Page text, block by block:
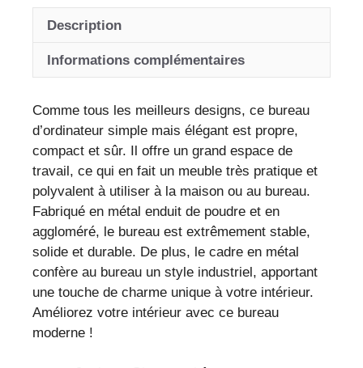
et
un
de
travail
optimisé
et
élégant
Description
Informations complémentaires
Comme tous les meilleurs designs, ce bureau
d’ordinateur simple mais élégant est propre,
compact et sûr. Il offre un grand espace de
travail, ce qui en fait un meuble très pratique et
polyvalent à utiliser à la maison ou au bureau.
Fabriqué en métal enduit de poudre et en
aggloméré, le bureau est extrêmement stable,
solide et durable. De plus, le cadre en métal
confère au bureau un style industriel, apportant
une touche de charme unique à votre intérieur.
Améliorez votre intérieur avec ce bureau
moderne !